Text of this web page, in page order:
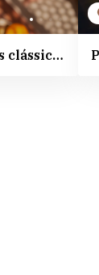
Prova de espumantes clássicos Messias